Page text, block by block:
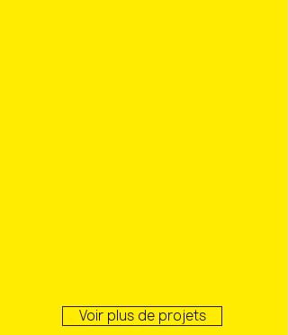
Voir plus de projets